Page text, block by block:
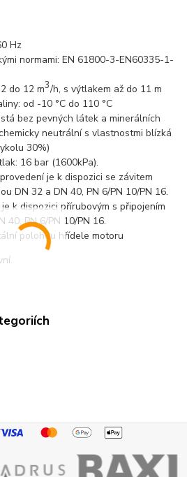
Hz
normami: EN 61800-3-EN60335-1-
do 12 m3/h, s výtlakem až do 11 m
od -10 °C do 110 °C
bez pevných látek a minerálních
neutrální s vlastnostmi blízká
30%)
16 bar (1600kPa).
je k dispozici se závitem
DN 32 a DN 40, PN 6/PN 10/PN 16.
k dispozici přírubovým s připojením
40, PN 6/PN 10/PN 16.
polohou hřídele motoru